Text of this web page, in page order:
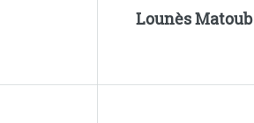
Lounès Matoub